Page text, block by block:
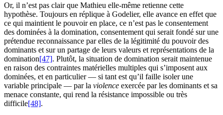
Or, il n’est pas clair que Mathieu elle-même retienne cette
hypothèse. Toujours en réplique à Godelier, elle avance en effet que
ce qui maintient le pouvoir en place, ce n’est pas le consentement
des dominées à la domination, consentement qui serait fondé sur une
prétendue reconnaissance par elles de la légitimité du pouvoir des
dominants et sur un partage de leurs valeurs et représentations de la
domination[47]. Plutôt, la situation de domination serait maintenue
en raison des contraintes matérielles multiples qui s’imposent aux
dominées, et en particulier — si tant est qu’il faille isoler une
variable principale — par la violence exercée par les dominants et sa
menace constante, qui rend la résistance impossible ou très
difficile[48].